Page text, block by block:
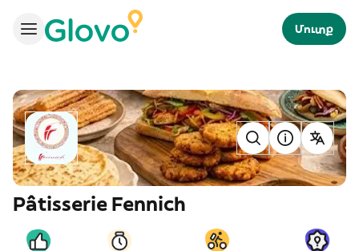
Մուտք
Pâtisserie Fennich